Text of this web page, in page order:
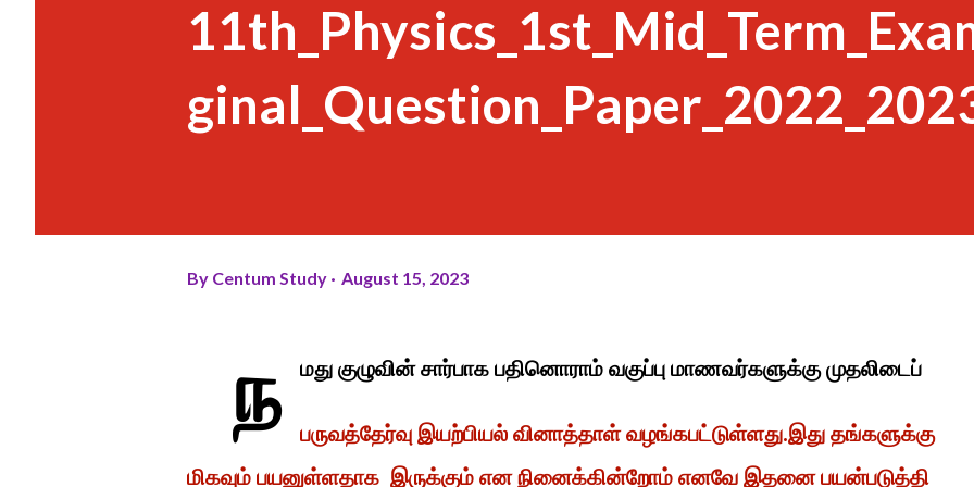
By Centum Study August 15, 2023
ந மது குழுவின் சார்பாக பதினொராம் வகுப்பு மாணவர்களுக்கு முதலிடைப்
பருவத்தேர்வு இயற்பியல் வினாத்தாள் வழங்கபட்டுள்ளது.இது தங்களுக்கு
மிகவும் பயனுள்ளதாக இருக்கும் என நினைக்கின்றோம் எனவே இதனை பயன்படுத்தி